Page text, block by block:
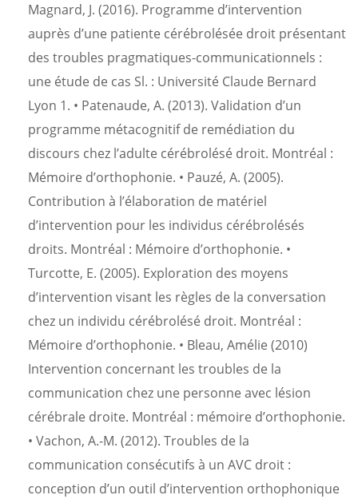
Magnard, J. (2016). Programme d’intervention
auprès d’une patiente cérébrolésée droit présentant
des troubles pragmatiques-communicationnels :
une étude de cas Sl. : Université Claude Bernard
Lyon 1. • Patenaude, A. (2013). Validation d’un
programme métacognitif de remédiation du
discours chez l’adulte cérébrolésé droit. Montréal :
Mémoire d’orthophonie. • Pauzé, A. (2005).
Contribution à l’élaboration de matériel
d’intervention pour les individus cérébrolésés
droits. Montréal : Mémoire d’orthophonie. •
Turcotte, E. (2005). Exploration des moyens
d’intervention visant les règles de la conversation
chez un individu cérébrolésé droit. Montréal :
Mémoire d’orthophonie. • Bleau, Amélie (2010)
Intervention concernant les troubles de la
communication chez une personne avec lésion
cérébrale droite. Montréal : mémoire d’orthophonie.
• Vachon, A.-M. (2012). Troubles de la
communication consécutifs à un AVC droit :
conception d’un outil d’intervention orthophonique